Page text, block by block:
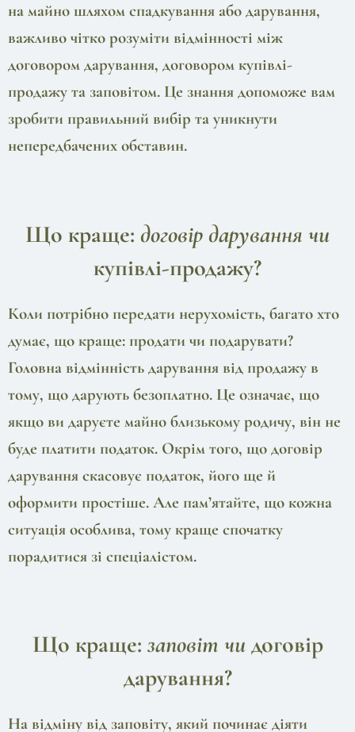
на майно шляхом спадкування або дарування,
важливо чітко розуміти відмінності між
договором дарування, договором купівлі-
продажу та заповітом. Це знання допоможе вам
зробити правильний вибір та уникнути
непередбачених обставин.
Що краще: договір дарування чи
купівлі-продажу?
Коли потрібно передати нерухомість, багато хто
думає, що краще: продати чи подарувати?
Головна відмінність дарування від продажу в
тому, що дарують безоплатно. Це означає, що
якщо ви даруєте майно близькому родичу, він не
буде платити податок. Окрім того, що договір
дарування скасовує податок, його ще й
оформити простіше. Але пам’ятайте, що кожна
ситуація особлива, тому краще спочатку
порадитися зі спеціалістом.
Що краще: заповіт чидоговір
дарування?
На відміну від заповіту, який починає діяти